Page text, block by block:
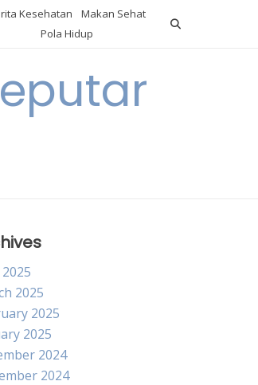
Kesehatan
Makan Sehat
Pola Hidup
2025
2025
2025
2024
2024